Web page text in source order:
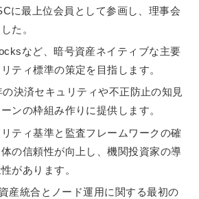
に最上位会員として参画し、理事会
た。
など、暗号資産ネイティブな主要
ティ標準の策定を目指します。
決済セキュリティや不正防止の知見
ンの枠組み作りに提供します。
ティ基準と監査フレームワークの確
の信頼性が向上し、機関投資家の導
があります。
産統合とノード運用に関する最初の